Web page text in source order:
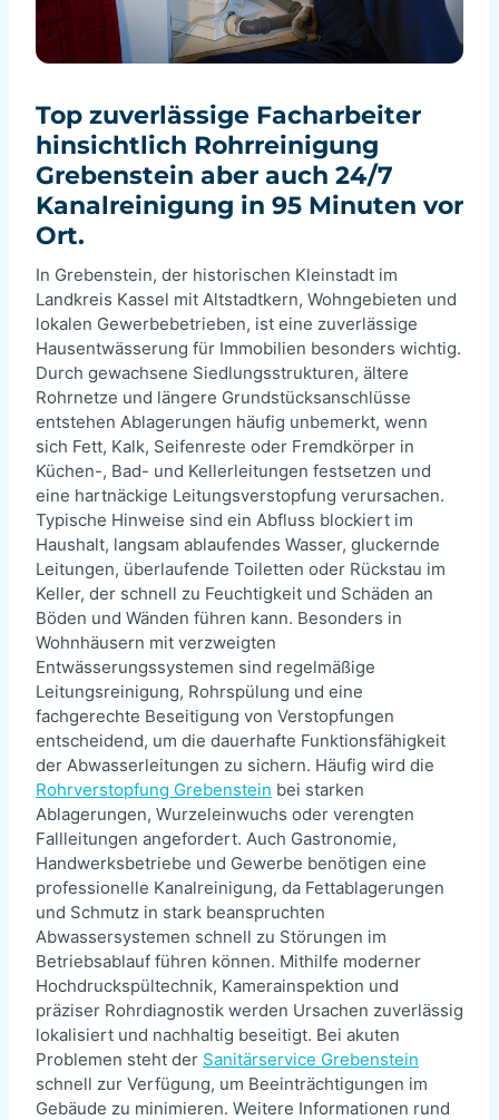
Top zuverlässige Facharbeiter
hinsichtlich Rohrreinigung
Grebenstein aber auch 24/7
Kanalreinigung in 95 Minuten vor
Ort.
In Grebenstein, der historischen Kleinstadt im
Landkreis Kassel mit Altstadtkern, Wohngebieten und
lokalen Gewerbebetrieben, ist eine zuverlässige
Hausentwässerung für Immobilien besonders wichtig.
Durch gewachsene Siedlungsstrukturen, ältere
Rohrnetze und längere Grundstücksanschlüsse
entstehen Ablagerungen häufig unbemerkt, wenn
sich Fett, Kalk, Seifenreste oder Fremdkörper in
Küchen-, Bad- und Kellerleitungen festsetzen und
eine hartnäckige Leitungsverstopfung verursachen.
Typische Hinweise sind ein Abfluss blockiert im
Haushalt, langsam ablaufendes Wasser, gluckernde
Leitungen, überlaufende Toiletten oder Rückstau im
Keller, der schnell zu Feuchtigkeit und Schäden an
Böden und Wänden führen kann. Besonders in
Wohnhäusern mit verzweigten
Entwässerungssystemen sind regelmäßige
Leitungsreinigung, Rohrspülung und eine
fachgerechte Beseitigung von Verstopfungen
entscheidend, um die dauerhafte Funktionsfähigkeit
der Abwasserleitungen zu sichern. Häufig wird die
Rohrverstopfung Grebenstein bei starken
Ablagerungen, Wurzeleinwuchs oder verengten
Fallleitungen angefordert. Auch Gastronomie,
Handwerksbetriebe und Gewerbe benötigen eine
professionelle Kanalreinigung, da Fettablagerungen
und Schmutz in stark beanspruchten
Abwassersystemen schnell zu Störungen im
Betriebsablauf führen können. Mithilfe moderner
Hochdruckspültechnik, Kamerainspektion und
präziser Rohrdiagnostik werden Ursachen zuverlässig
lokalisiert und nachhaltig beseitigt. Bei akuten
Problemen steht der Sanitärservice Grebenstein
schnell zur Verfügung, um Beeinträchtigungen im
Gebäude zu minimieren. Weitere Informationen rund